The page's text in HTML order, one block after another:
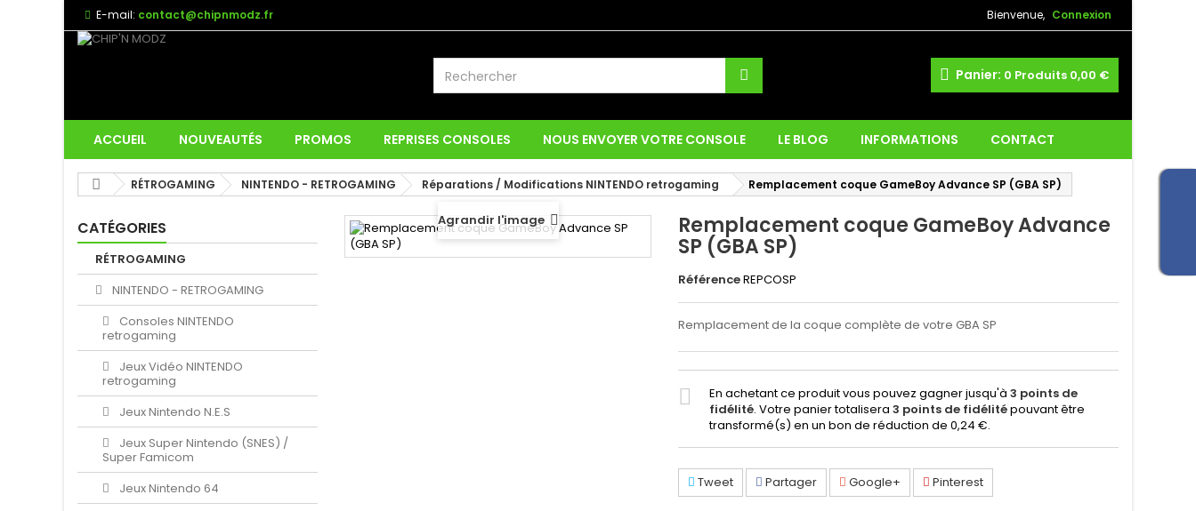
Bienvenue, Connexion
E-mail: contact@chipnmodz.fr
Panier: 0 Produits 0,00 €
ACCUEIL NOUVEAUTÉS PROMOS REPRISES CONSOLES NOUS ENVOYER VOTRE CONSOLE LE BLOG INFORMATIONS CONTACT
RÉTROGAMING NINTENDO - RETROGAMING Réparations / Modifications NINTENDO retrogaming Remplacement coque GameBoy Advance SP (GBA SP)
CATÉGORIES
RÉTROGAMING
NINTENDO - RETROGAMING
Consoles NINTENDO
retrogaming
Jeux Vidéo NINTENDO
retrogaming
Jeux Nintendo N.E.S
Jeux Super Nintendo (SNES) /
Super Famicom
Jeux Nintendo 64
Agrandir l'image Remplacement coque GameBoy Advance
SP (GBA SP)
RéférenceREPCOSP
Remplacement de la coque complète de votre GBA SP
En achetant ce produit vous pouvez gagner jusqu'à3 points de
fidélité. Votre panier totalisera3 points de fidélitépouvant être
transformé(s) en un bon de réduction de0,24 €.
Tweet Partager Google+ Pinterest